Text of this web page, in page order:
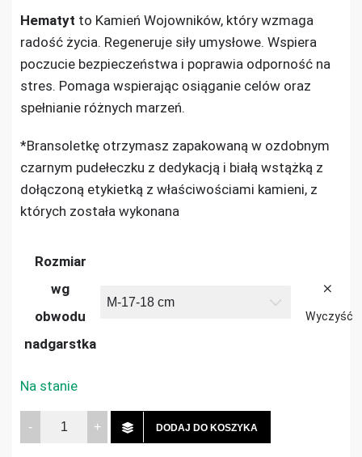
Hematyt to Kamień Wojowników, który wzmaga
radość życia. Regeneruje siły umysłowe. Wspiera
poczucie bezpieczeństwa i poprawia odporność na
stres. Pomaga wspierając osiąganie celów oraz
spełnianie różnych marzeń.
*Bransoletkę otrzymasz zapakowaną w ozdobnym
czarnym pudełeczku z dedykacją i białą wstążką z
dołączoną etykietką z właściwościami kamieni, z
których została wykonana
Rozmiar
wg
obwodu
nadgarstka
Wyczyść
Na stanie
Bransoletka
DODAJ DO KOSZYKA